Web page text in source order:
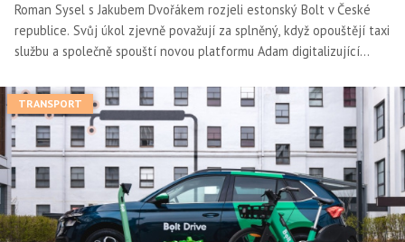
Roman Sysel s Jakubem Dvořákem rozjeli estonský Bolt v České
republice. Svůj úkol zjevně považují za splněný, když opouštějí taxi
službu a společně spouští novou platformu Adam digitalizující
TRANSPORT